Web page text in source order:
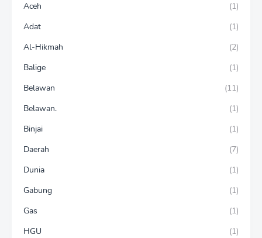
Aceh
(1)
Adat
(1)
Al-Hikmah
(2)
Balige
(1)
Belawan
(11)
Belawan.
(1)
Binjai
(1)
Daerah
(7)
Dunia
(1)
Gabung
(1)
Gas
(1)
HGU
(1)